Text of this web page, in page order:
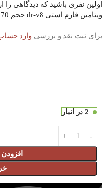
اولین نفری باشید که دیدگاهی
ویتامین فارم استی dr-v8 حجم 70 گرم”
برای ثبت نقد و بررسی وارد
2 در انبار